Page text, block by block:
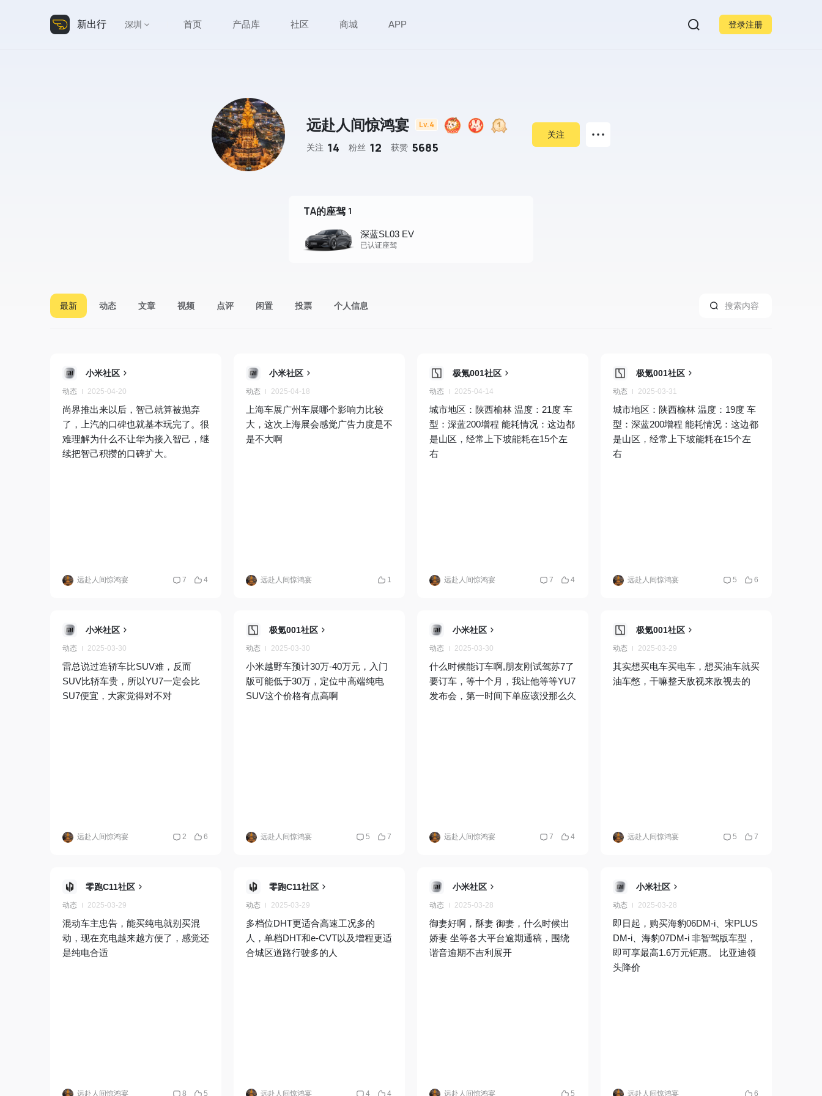
新出行 深圳 首页 产品库 社区 商城 APP 登录注册
远赴人间惊鸿宴 Lv.4
关注 14 粉丝 12 获赞 5685
关注
TA的座驾 1
深蓝SL03 EV
已认证座驾
最新 动态 文章 视频 点评 闲置 投票 个人信息
小米社区
动态 2025-04-20
尚界推出来以后，智己就算被抛弃
了，上汽的口碑也就基本玩完了。很
难理解为什么不让华为接入智己，继
续把智己积攒的口碑扩大。
远赴人间惊鸿宴 7 4
小米社区
动态 2025-04-18
上海车展广州车展哪个影响力比较
大，这次上海展会感觉广告力度是不
是不大啊
远赴人间惊鸿宴 1
极氪001社区
动态 2025-04-14
城市地区：陕西榆林 温度：21度 车
型：深蓝200增程 能耗情况：这边都
是山区，经常上下坡能耗在15个左
右
远赴人间惊鸿宴 7 4
极氪001社区
动态 2025-03-31
城市地区：陕西榆林 温度：19度 车
型：深蓝200增程 能耗情况：这边都
是山区，经常上下坡能耗在15个左
右
远赴人间惊鸿宴 5 6
小米社区
动态 2025-03-30
雷总说过造轿车比SUV难，反而
SUV比轿车贵，所以YU7一定会比
SU7便宜，大家觉得对不对
远赴人间惊鸿宴 2 6
极氪001社区
动态 2025-03-30
小米越野车预计30万-40万元，入门
版可能低于30万，定位中高端纯电
SUV这个价格有点高啊
远赴人间惊鸿宴 5 7
小米社区
动态 2025-03-30
什么时候能订车啊,朋友刚试驾苏7了
要订车，等十个月，我让他等等YU7
发布会，第一时间下单应该没那么久
远赴人间惊鸿宴 7 4
极氪001社区
动态 2025-03-29
其实想买电车买电车，想买油车就买
油车憋，干嘛整天敌视来敌视去的
远赴人间惊鸿宴 5 7
零跑C11社区
动态 2025-03-29
混动车主忠告，能买纯电就别买混
动，现在充电越来越方便了，感觉还
是纯电合适
远赴人间惊鸿宴 8 5
零跑C11社区
动态 2025-03-29
多档位DHT更适合高速工况多的
人，单档DHT和e-CVT以及增程更适
合城区道路行驶多的人
远赴人间惊鸿宴 4 4
小米社区
动态 2025-03-28
御妻好啊，酥妻 御妻，什么时候出
娇妻 坐等各大平台逾期通稿，围绕
谐音逾期不吉利展开
远赴人间惊鸿宴 5
小米社区
动态 2025-03-28
即日起，购买海豹06DM-i、宋PLUS
DM-i、海豹07DM-i 非智驾版车型，
即可享最高1.6万元钜惠。 比亚迪领
头降价
远赴人间惊鸿宴 6